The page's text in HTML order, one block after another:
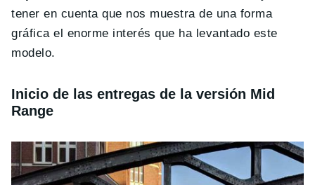
tener en cuenta que nos muestra de una forma
gráfica el enorme interés que ha levantado este
modelo.
Inicio de las entregas de la versión Mid
Range